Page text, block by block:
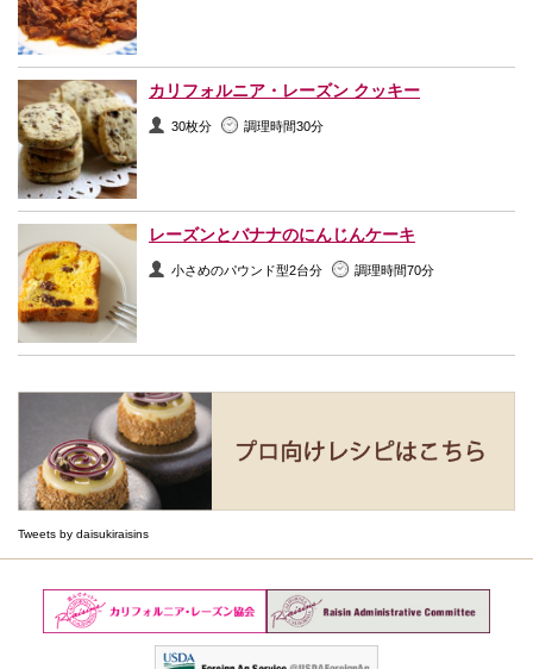
カリフォルニア・レーズン クッキー
30枚分 調理時間30分
レーズンとバナナのにんじんケーキ
小さめのパウンド型2台分 調理時間70分
Tweets by daisukiraisins